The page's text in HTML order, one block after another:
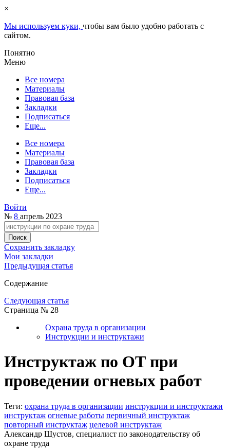
×
Мы используем куки, чтобы вам было удобно работать с
сайтом.
Понятно
Меню
Все номера
Материалы
Правовая база
Закладки
Подписаться
Еще...
Все номера
Материалы
Правовая база
Закладки
Подписаться
Еще...
Войти
№ 8 апрель 2023
Сохранить закладку
Мои закладки
Предыдущая статья
Содержание
Следующая статья
Страница № 28
Охрана труда в организации
Инструкции и инструктажи
Инструктаж по ОТ при
проведении огневых работ
Теги: охрана труда в организации инструкции и инструктажи
инструктаж огневые работы первичный инструктаж
повторный инструктаж целевой инструктаж
Александр Шустов, специалист по законодательству об
охране труда